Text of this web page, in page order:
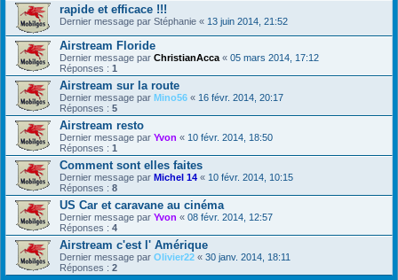
rapide et efficace !!!
Dernier message par Stéphanie « 13 juin 2014, 21:52
Airstream Floride
Dernier message par ChristianAcca « 05 mars 2014, 17:12
Réponses : 1
Airstream sur la route
Dernier message par Mino56 « 16 févr. 2014, 20:17
Réponses : 5
Airstream resto
Dernier message par Yvon « 10 févr. 2014, 18:50
Réponses : 1
Comment sont elles faites
Dernier message par Michel 14 « 10 févr. 2014, 10:15
Réponses : 8
US Car et caravane au cinéma
Dernier message par Yvon « 08 févr. 2014, 12:57
Réponses : 4
Airstream c'est l' Amérique
Dernier message par Olivier22 « 30 janv. 2014, 18:11
Réponses : 2